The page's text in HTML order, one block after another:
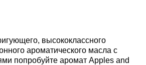
высококлассного
ароматического масла с
попробуйте аромат Apples and